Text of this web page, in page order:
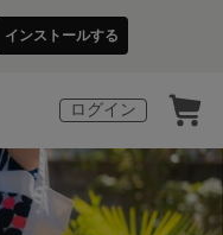
インストールする
ログイン